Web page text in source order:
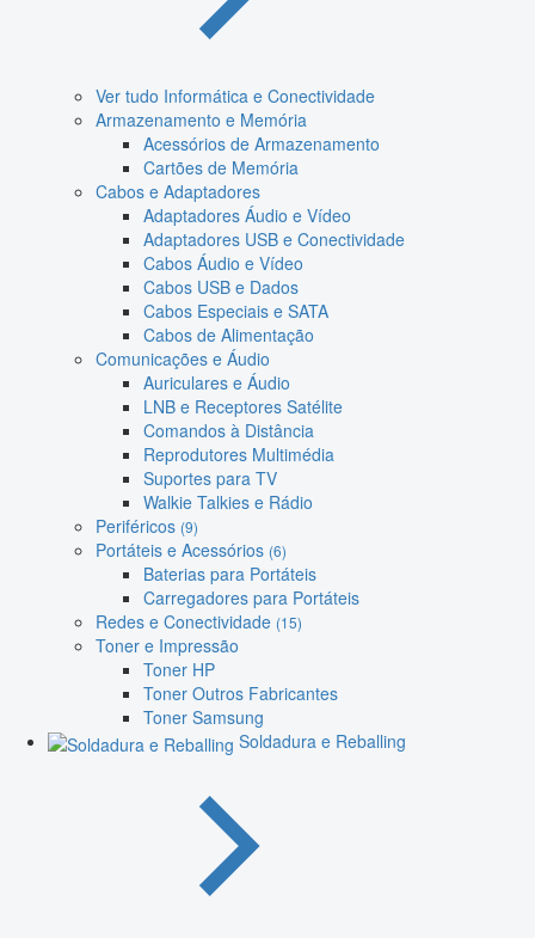
Ver tudo Informática e Conectividade
Armazenamento e Memória
Acessórios de Armazenamento
Cartões de Memória
Cabos e Adaptadores
Adaptadores Áudio e Vídeo
Adaptadores USB e Conectividade
Cabos Áudio e Vídeo
Cabos USB e Dados
Cabos Especiais e SATA
Cabos de Alimentação
Comunicações e Áudio
Auriculares e Áudio
LNB e Receptores Satélite
Comandos à Distância
Reprodutores Multimédia
Suportes para TV
Walkie Talkies e Rádio
Periféricos (9)
Portáteis e Acessórios (6)
Baterias para Portáteis
Carregadores para Portáteis
Redes e Conectividade (15)
Toner e Impressão
Toner HP
Toner Outros Fabricantes
Toner Samsung
Soldadura e Reballing